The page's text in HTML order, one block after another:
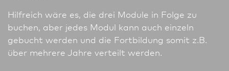
Hilfreich wäre es, die drei Module in Folge zu
buchen, aber jedes Modul kann auch einzeln
gebucht werden und die Fortbildung somit z.B.
über mehrere Jahre verteilt werden.